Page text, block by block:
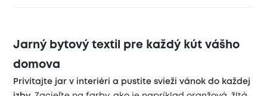
Jarný bytový textil pre každý kút vášho
domova
Privítajte jar v interiéri a pustite svieži vánok do každej